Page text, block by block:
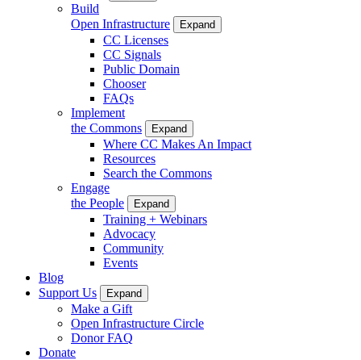
Build
Open Infrastructure
Expand
CC Licenses
CC Signals
Public Domain
Chooser
FAQs
Implement
the Commons
Expand
Where CC Makes An Impact
Resources
Search the Commons
Engage
the People
Expand
Training + Webinars
Advocacy
Community
Events
Blog
Support Us
Expand
Make a Gift
Open Infrastructure Circle
Donor FAQ
Donate